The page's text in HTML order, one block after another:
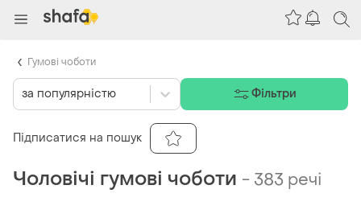
Чоловічі гумові чоботи - 383 речі
за популярністю Фільтри
Підписатися на пошук
Гумові чоботи